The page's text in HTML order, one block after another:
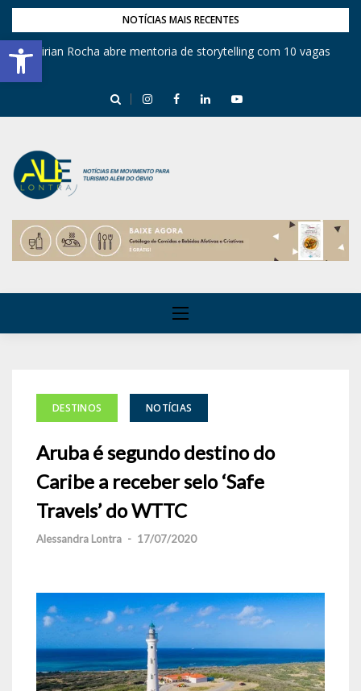
Barra de Ferramentas Aberta
NOTÍCIAS MAIS RECENTES
Mirian Rocha abre mentoria de storytelling com 10 vagas
DESTINOS NOTÍCIAS
Aruba é segundo destino do
Caribe a receber selo ‘Safe
Travels’ do WTTC
Alessandra Lontra - 17/07/2020